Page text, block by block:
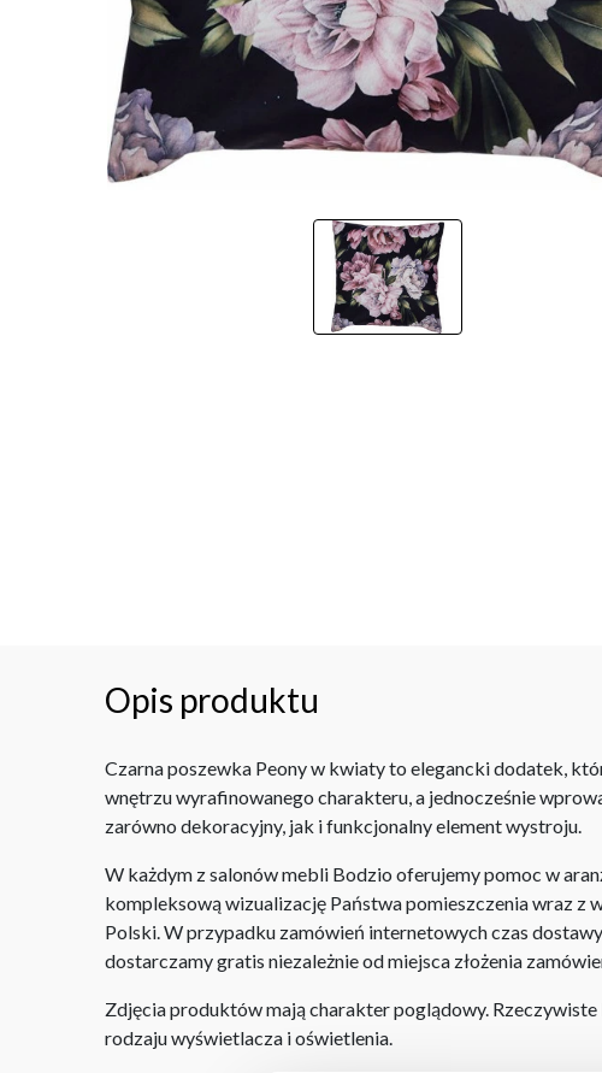
Opis produktu
Czarna poszewka Peony w kwiaty to elegancki dodatek,
wnętrzu wyrafinowanego charakteru, a jednocześnie
zarówno dekoracyjny, jak i funkcjonalny element wystroju.
W każdym z salonów mebli Bodzio oferujemy pomoc w
kompleksową wizualizację Państwa pomieszczenia wraz z
Polski. W przypadku zamówień internetowych czas
dostarczamy gratis niezależnie od miejsca złożenia
Zdjęcia produktów mają charakter poglądowy.
rodzaju wyświetlacza i oświetlenia.